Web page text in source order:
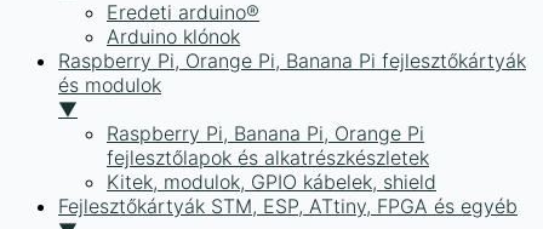
Eredeti arduino®
Arduino klónok
Raspberry Pi, Orange Pi, Banana Pi fejlesztőkártyák
és modulok
▼
Raspberry Pi, Banana Pi, Orange Pi
fejlesztőlapok és alkatrészkészletek
Kitek, modulok, GPIO kábelek, shield
Fejlesztőkártyák STM, ESP, ATtiny, FPGA és egyéb